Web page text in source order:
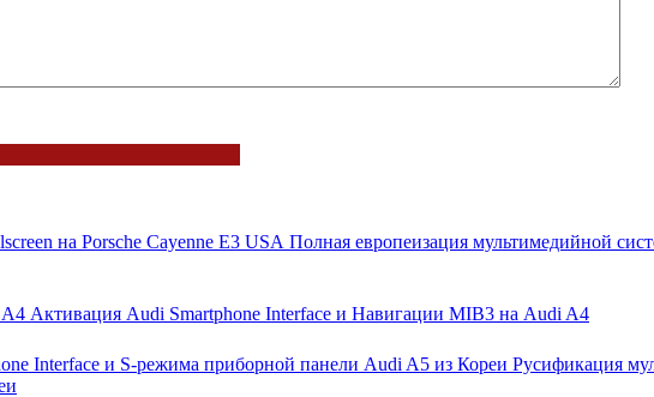
Полная европеизация мультимедийной
Активация Audi Smartphone Interface и Навигации MIB3 на Audi A4
Русификация